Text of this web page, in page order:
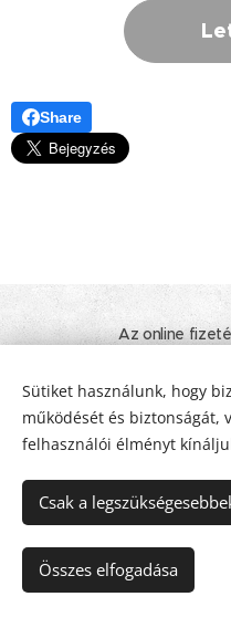
Share
Az online
ÁSZFIAdatkezelési
EUR €
Sütiket használunk, hogy
működését és biztonságát,
felhasználói élményt
Csak a
Összes elfogadása